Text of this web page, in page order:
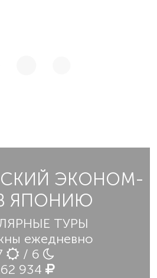
ЭКОНОМ-
ЯПОНИЮ
ТУРЫ
ежедневно
/ 6
934